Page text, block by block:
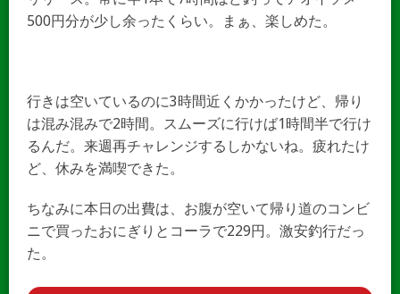
500円分が少し余ったくらい。まぁ、楽しめた。
行きは空いているのに3時間近くかかったけど、帰り
は混み混みで2時間。スムーズに行けば1時間半で行け
るんだ。来週再チャレンジするしかないね。疲れたけ
ど、休みを満喫できた。
ちなみに本日の出費は、お腹が空いて帰り道のコンビ
ニで買ったおにぎりとコーラで229円。激安釣行だっ
た。